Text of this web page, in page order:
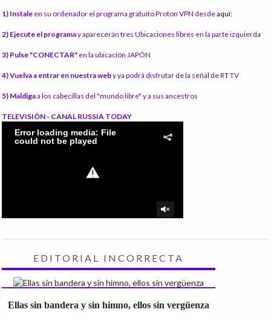
1) Instale en su ordenador el programa gratuito Proton VPN desdeaquí:
2) Ejecute el programay aparecerán tres Ubicaciones libres en la parte izquierda
3) Pulse "CONECTAR" en la ubicación JAPÓN
4) Vuelva a entrar en nuestra weby ya podrá disfrutar de la señal de RT TV
5) Maldigaa los cabecillas del "mundo libre" y a sus ancestros
TELEVISIÓN - CANAL RUSSIA TODAY
EDITORIAL INCORRECTA
Ellas sin bandera y sin himno, ellos sin vergüenza